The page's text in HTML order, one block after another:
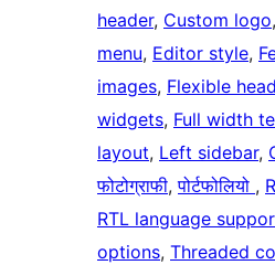
header, Custom logo,
menu, Editor style,
images, Flexible
widgets, Full width
layout, Left sidebar,
फोटोग्राफी, पोर्टफोलियो ,
RTL language
options, Threaded